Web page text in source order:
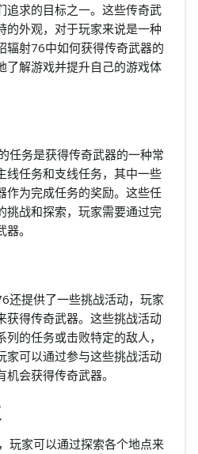
追求的目标之一。这些传奇武
的外观，对于玩家来说是一种
辐射76中如何获得传奇武器的
了解游戏并提升自己的游戏体
任务是获得传奇武器的一种常
线任务和支线任务，其中一些
作为完成任务的奖励。这些任
挑战和探索，玩家需要通过完
。
还提供了一些挑战活动，玩家
获得传奇武器。这些挑战活动
的任务或击败特定的敌人，
家可以通过参与这些挑战活动
会获得传奇武器。
玩家可以通过探索各个地点来